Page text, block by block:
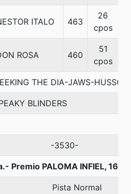
ITALO 463
26
cpos
ROSA 460
51
cpos
THE DIA-JAWS-
BLINDERS
-3530-
Premio PALOMA INFIEL,
Pista Normal